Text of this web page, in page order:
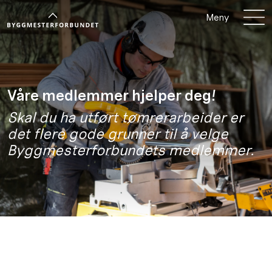
Meny
Våre medlemmer hjelper deg!
Skal du ha utført tømrerarbeider er
det flere gode grunner til å velge
Byggmesterforbundets medlemmer.